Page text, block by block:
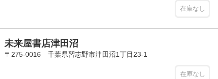
在庫なし
未来屋書店津田沼
〒275-0016 千葉県習志野市津田沼1丁目23-1
在庫なし